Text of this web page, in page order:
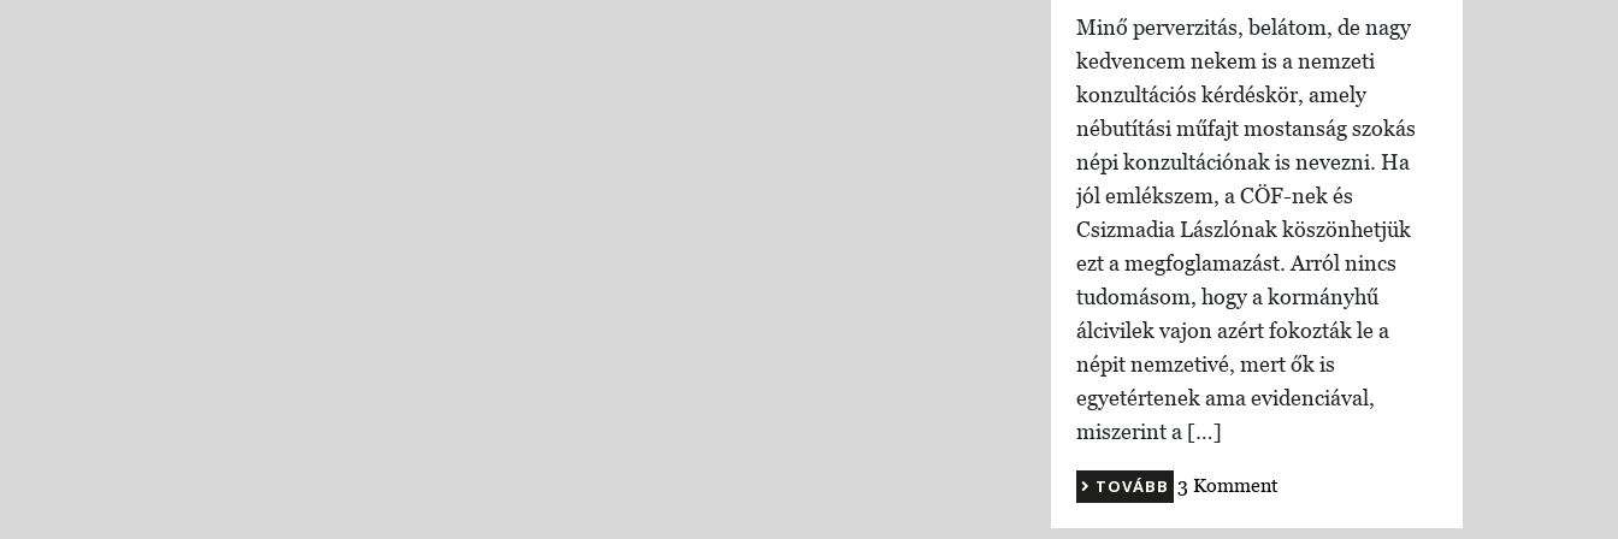
Minő perverzitás, belátom, de nagy
kedvencem nekem is a nemzeti
konzultációs kérdéskör, amely
nébutítási műfajt mostanság szokás
népi konzultációnak is nevezni. Ha
jól emlékszem, a CÖF-nek és
Csizmadia Lászlónak köszönhetjük
ezt a megfoglamazást. Arról nincs
tudomásom, hogy a kormányhű
álcivilek vajon azért fokozták le a
népit nemzetivé, mert ők is
egyetértenek ama evidenciával,
miszerint a […]
TOVÁBB 3 Komment